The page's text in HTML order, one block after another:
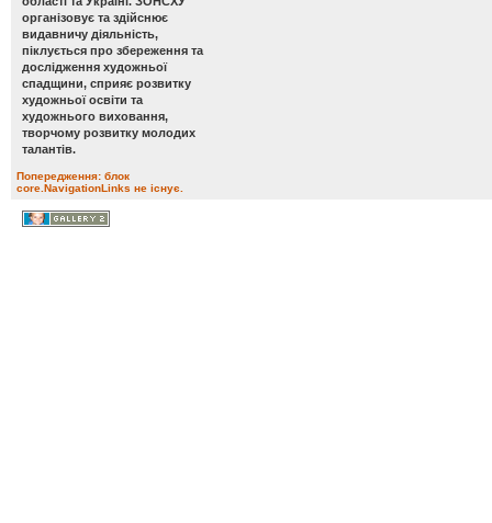
організовує та здійснює
видавничу діяльність,
піклується про збереження та
дослідження художньої
спадщини, сприяє розвитку
художньої освіти та
художнього виховання,
творчому розвитку молодих
талантів.
Попередження: блок
core.NavigationLinks не існує.